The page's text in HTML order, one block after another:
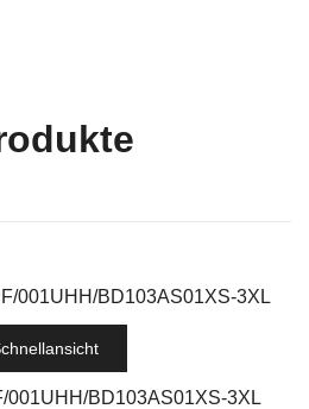
001UHH/BD103AS01XS-3XL